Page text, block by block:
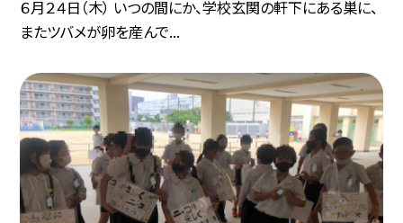
６月２４日（木） いつの間にか、学校玄関の軒下にある巣に、
またツバメが卵を産んで...